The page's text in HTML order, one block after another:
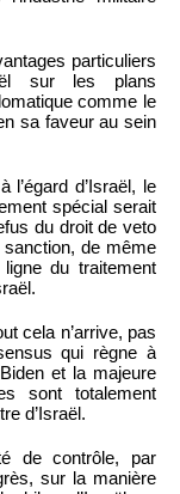
particuliers
sur les plans
comme le
sa faveur au sein
d’Israël, le
spécial serait
du droit de veto
de même
du traitement
cela n’arrive, pas
qui règne à
et la majeure
sont totalement
d’Israël.
de contrôle, par
sur la manière